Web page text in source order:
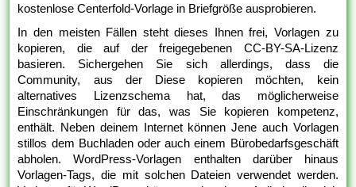
kostenlose Centerfold-Vorlage in Briefgröße ausprobieren.
In den meisten Fällen steht dieses Ihnen frei, Vorlagen zu
kopieren, die auf der freigegebenen CC-BY-SA-Lizenz
basieren. Sichergehen Sie sich allerdings, dass die
Community, aus der Diese kopieren möchten, kein
alternatives Lizenzschema hat, das möglicherweise
Einschränkungen für das, was Sie kopieren kompetenz,
enthält. Neben deinem Internet können Jene auch Vorlagen
stillos dem Buchladen oder auch einem Bürobedarfsgeschäft
abholen. WordPress-Vorlagen enthalten darüber hinaus
Vorlagen-Tags, die mit solchen Dateien verwendet werden.